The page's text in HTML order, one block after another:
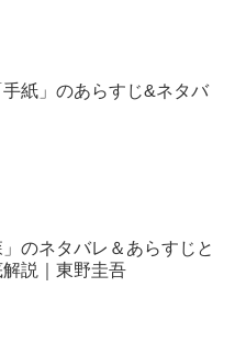
紙」のあらすじ&ネタバ
」のネタバレ＆あらすじと
説｜東野圭吾